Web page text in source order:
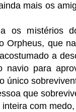
mais os
os mistérios
Orpheus, que
a
navio para
único
que
com